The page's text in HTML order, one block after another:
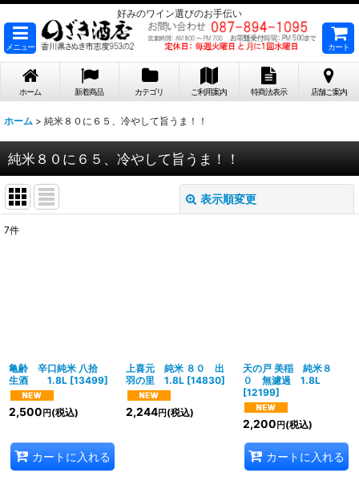
好みのワイン選びのお手伝い
メニュー カート
ホーム 新着商品 カテゴリ ご利用案内 特商法表示 店舗ご案内
ホーム > 純米８０に６５、冷やして旨うま！！
純米８０に６５、冷やして旨うま！！
表示順変更
絞り込む
7件
亀齢 辛口純米 八拾
生酒 1.8L [13499]
2,500 円 (税込)
カートに入れる
上喜元 純米 ８０ 出
羽の里 1.8L [14830]
2,244円(税込)
天の戸 美稲 純米８
０ 無濾過 1.8L
[12199]
2,200 円(税込)
カートに入れる